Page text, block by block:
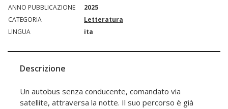
ANNO PUBBLICAZIONE
2025
CATEGORIA
Letteratura
LINGUA
ita
Descrizione
Un autobus senza conducente, comandato via
satellite, attraversa la notte. Il suo percorso è già